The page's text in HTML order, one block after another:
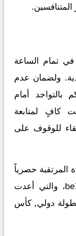
في تمام الساعة
ولضمان عدم
أمام
كافٍ لمتابعة
للوقوف على
المرتقبة حصرياً
عبر شاشة قناة beIN SPORTS MAX 2، والتي أعدت
دولي, كأس